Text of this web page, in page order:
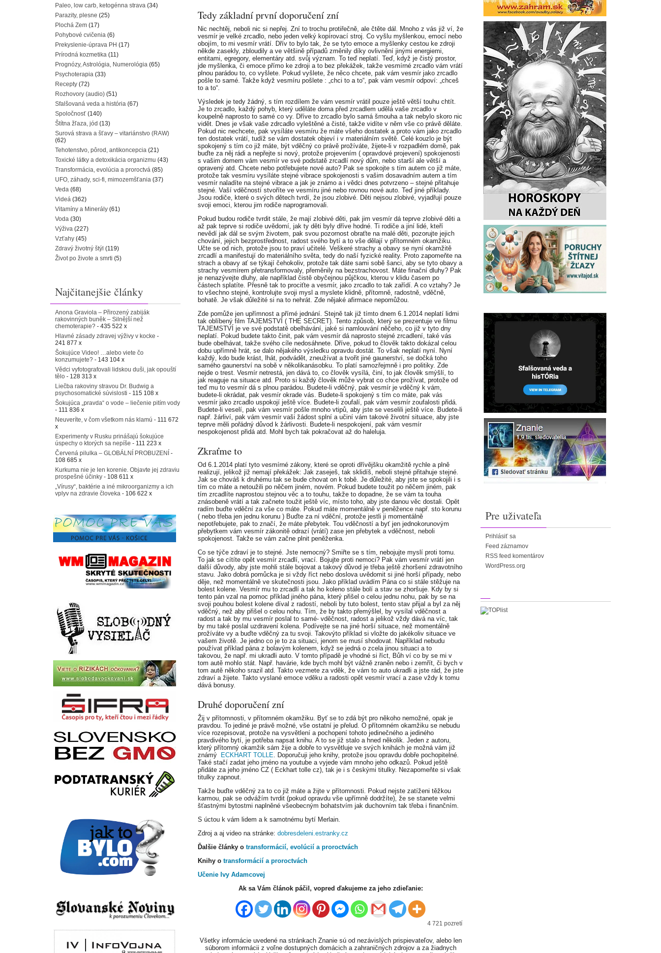
Tedy základní první doporučení zní
Nic nechtěj, neboli nic si nepřej. Zní to trochu protiřečně, ale čtěte dál. Mnoho z vás již ví, že
vesmír je velké zrcadlo, nebo jeden velký kopírovací stroj. Co vyšlu myšlenkou, emocí nebo
obojím, to mi vesmír vrátí. Dřív to bylo tak, že se tyto emoce a myšlenky cestou ke zdroji
někde zasekly, zbloudily a ve většině případů změnily díky ovlivnění jinými energiemi,
entitami, egregory, elementáry atd. svůj význam. To teď neplatí. Teď, když je čistý prostor,
jde myšlenka, či emoce přímo ke zdroji a to bez překážek, takže vesmírné zrcadlo vám vrátí
plnou parádou to, co vyšlete. Pokud vyšlete, že něco chcete, pak vám vesmír jako zrcadlo
pošle to samé. Takže když vesmíru pošlete : „chci to a to“, pak vám vesmír odpoví: „chceš
to a to“.
Výsledek je tedy žádný, s tím rozdílem že vám vesmír vrátil pouze ještě větší touhu chtít.
Je to zrcadlo, každý pohyb, který uděláte doma před zrcadlem udělá vaše zrcadlo v
koupelně naprosto to samé co vy. Dříve to zrcadlo bylo samá šmouha a tak nebylo skoro nic
vidět. Dnes je však vaše zdrcadlo vyleštěné a čisté, takže vidíte v něm vše co právě děláte.
Pokud nic nechcete, pak vysíláte vesmíru že máte všeho dostatek a proto vám jako zrcadlo
ten dostatek vrátí, tudíž se vám dostatek objeví i v materiálním světě. Celé kouzlo je být
spokojený s tím co již máte, být vděčný co právě prožíváte, žijete-li v rozpadlém domě, pak
buďte za něj rádi a nepřejte si nový, protože projevením ( opravdové projevení) spokojenosti
s vašim domem vám vesmír ve své podstatě zrcadlí nový dům, nebo starší ale větší a
opravený atd. Chcete nebo potřebujete nové auto? Pak se spokojte s tím autem co již máte,
protože tak vesmíru vysíláte stejné vibrace spokojenosti s vašim dosavadním autem a tím
vesmír naladíte na stejné vibrace a jak je známo a i vědci dnes potvrzeno – stejné přitahuje
stejné. Vaší vděčností stvoříte ve vesmíru jiné nebo rovnou nové auto. Teď jiné příklady.
Jsou rodiče, které o svých dětech tvrdí, že jsou zlobivé. Děti nejsou zlobivé, vyjadřují pouze
svoji emoci, kterou jim rodiče naprogramovali.
Pokud budou rodiče tvrdit stále, že mají zlobivé děti, pak jim vesmír dá teprve zlobivé děti a
až pak teprve si rodiče uvědomí, jak ty děti byly dříve hodné. Ti rodiče a jiní lidé, kteří
nevědí jak dál se svým životem, pak svou pozornost obraťte na malé děti, pozorujte jejich
chování, jejich bezprostřednost, radost svého bytí a to vše dělají v přítomném okamžiku.
Učte se od nich, protože jsou to praví učitelé. Veškeré strachy a obavy se nyní okamžitě
zrcadlí a manifestují do materiálního světa, tedy do naší fyzické reality. Proto zapomeňte na
strach a obavy ať se týkají čehokoliv, protože tak dáte sami sobě šanci, aby se tyto obavy a
strachy vesmírem přetransformovaly, přeměnily na bezstrachovost. Máte finační dluhy? Pak
je nenazývejte dluhy, ale například čistě obyčejnou půjčkou, kterou v klidu časem po
částech splatíte. Přesně tak to prociťte a vesmír, jako zrcadlo to tak zařídí. A co vztahy? Je
to všechno stejné, kontrolujte svoji mysl a myslete klidně, přítomně, radostně, vděčně,
bohatě. Je však důležité si na to nehrát. Zde nějaké afirmace nepomůžou.
Zde pomůže jen upřímnost a přímé jednání. Stejně tak již tímto dnem 6.1.2014 neplatí lidmi
tak oblíbený film TAJEMSTVÍ ( THE SECRET). Tento způsob, který se prezentuje ve filmu
TAJEMSTVÍ je ve své podstatě obelhávání, jaké si namlouvání něčeho, co již v tyto dny
neplatí. Pokud budete takto činit, pak vám vesmír dá naprosto stejné zrcadlení, také vás
bude obelhávat, takže svého cíle nedosáhnete. Dříve, pokud to člověk takto dokázal celou
dobu upřímně hrát, se dalo nějakého výsledku opravdu dostát. To však neplatí nyní. Nyní
každý, kdo bude krást, lhát, podvádět, zneužívat a tvořit jiné gaunerství, se dočká toho
samého gaunerství na sobě v několikanásobku. To platí samozřejmně i pro politiky. Zde
nejde o trest. Vesmír netrestá, jen dává to, co člověk vysílá, činí, to jak člověk smýšlí, to
jak reaguje na situace atd. Proto si každý člověk může vybrat co chce prožívat, protože od
teď mu to vesmír dá s plnou parádou. Budete-li vděčný, pak vesmír je vděčný k vám,
budete-li okrádat, pak vesmír okrade vás. Budete-li spokojený s tím co máte, pak vás
vesmír jako zrcadlo uspokojí ještě více. Budete-li zoufalí, pak vám vesmír zoufalosti přidá.
Budete-li veselí, pak vám vesmír pošle mnoho vtipů, aby jste se veselili ještě více. Budete-li
např. žárliví, pak vám vesmír vaši žádost splní a učiní vám takové životní situace, aby jste
teprve měli pořádný důvod k žárlivosti. Budete-li nespokojení, pak vám vesmír
nespokojenost přidá atd. Mohl bych tak pokračovat až do haleluja.
Zkraťme to
Od 6.1.2014 platí tyto vesmírné zákony, které se oproti dřívějšku okamžitě rychle a plně
realizují, jelikož již nemají překážek: Jak zaseješ, tak sklidíš, neboli stejné přitahuje stejné.
Jak se chováš k druhému tak se bude chovat on k tobě. Je důležité, aby jste se spokojili i s
tím co máte a netoužili po něčem jiném, novém. Pokud budete toužit po něčem jiném, pak
tím zrcadlíte naprostou stejnou věc a to touhu, takže to dopadne, že se vám ta touha
znásobeně vrátí a tak začnete toužit ještě víc, místo toho, aby jste danou věc dostali. Opět
radím buďte vděční za vše co máte. Pokud máte momentálně v peněžence např. sto korunu
( nebo třeba jen jednu korunu ) Buďte za ní vděční, protože jestli ji momentálně
nepotřebujete, pak to značí, že máte přebytek. Tou vděčností a byť jen jednokorunovým
přebytkem vám vesmír zákonitě odrazí (vrátí) zase jen přebytek a vděčnost, neboli
spokojenost. Takže se vám začne plnit peněženka.
Co se týče zdraví je to stejné. Jste nemocný? Smiřte se s tím, nebojujte myslí proti tomu.
To jak se cítíte opět vesmír zrcadlí, vrací. Bojujte proti nemoci? Pak vám vesmír vrátí jen
další důvody, aby jste mohli stále bojovat a takový důvod je třeba ještě zhoršení zdravotního
stavu. Jako dobrá pomůcka je si vždy říct nebo doslova uvědomit si jiné horší případy, nebo
děje, než momentálně ve skutečnosti jsou. Jako příklad uvádím Pána co si stále stěžuje na
bolest kolene. Vesmír mu to zrcadlí a tak ho koleno stále bolí a stav se zhoršuje. Kdy by si
tento pán vzal na pomoc příklad jiného pána, který přišel o celou jednu nohu, pak by se na
svoji pouhou bolest kolene díval z radostí, neboli by tuto bolest, tento stav přijal a byl za něj
vděčný, než aby přišel o celou nohu. Tím, že by takto přemýšlel, by vysílal vděčnost a
radost a tak by mu vesmír poslal to samé- vděčnost, radost a jelikož vždy dává na víc, tak
by mu také poslal uzdravení kolena. Podívejte se na jiné horší situace, než momentálně
prožíváte vy a buďte vděčný za tu svoji. Takovýto příklad si vložte do jakékoliv situace ve
vašem životě. Je jedno co je to za situaci, jenom se musí shodovat. Například nebudu
používat příklad pána z bolavým kolenem, když se jedná o zcela jinou situaci a to
takovou, že např. mi ukradli auto. V tomto případě je vhodné si říct, Bůh ví co by se mi v
tom autě mohlo stát. Např. havárie, kde bych mohl být vážně zraněn nebo i zemřít, či bych v
tom autě někoho srazil atd. Takto vezmete za vděk, že vám to auto ukradli a jste rád, že jste
zdraví a žijete. Takto vyslané emoce vděku a radosti opět vesmír vrací a zase vždy k tomu
dává bonusy.
Druhé doporučení zní
Žij v přítomnosti, v přítomném okamžiku. Byť se to zdá být pro někoho nemožné, opak je
pravdou. To jediné je právě možné, vše ostatní je přelud. O přítomném okamžiku se nebudu
více rozepisovat, protože na vysvětlení a pochopení tohoto jedinečného a jediného
pravdivého bytí, je potřeba napsat knihu. A to se již stalo a hned několik. Jeden z autoru,
který přítomný okamžik sám žije a dobře to vysvětluje ve svých knihách je možná vám již
známý
ECKHART TOLLE. Doporučuji jeho knihy, protože jsou opravdu dobře pochopitelné.
Také stačí zadat jeho jméno na youtube a vyjede vám mnoho jeho odkazů. Pokud ještě
přidáte za jeho jméno CZ ( Eckhart tolle cz), tak je i s českými titulky. Nezapomeňte si však
titulky zapnout.
Takže buďte vděčný za to co již máte a žijte v přítomnosti. Pokud nejste zatíženi těžkou
karmou, pak se odvážím tvrdit (pokud opravdu vše upřímně dodržíte), že se stanete velmi
šťastnými bytostmi naplněné všeobecným bohatstvím jak duchovním tak třeba i finančním.
S úctou k vám lidem a k samotnému bytí Merlain.
Zdroj a aj video na stránke: dobresdeleni.estranky.cz
Ďalšie články o transformácií, evolúcií a proroctvách
Knihy o transformácií a proroctvách
Učenie Ivy Adamcovej
Ak sa Vám článok páčil, vopred ďakujeme za jeho zdieľanie:
4 721 pozretí
Všetky informácie uvedené na stránkach Znanie sú od nezávislých prispievateľov, alebo len
súborom informácii z voľne dostupných domácich a zahraničných zdrojov a za žiadnych
Paleo, low carb, ketogénna strava (34)
Parazity, plesne (25)
Plochá Zem (17)
Pohybové cvičenia (6)
Prekyslenie-úprava PH (17)
Prírodná kozmetika (11)
Prognózy, Astrológia, Numerológia (65)
Psychoterapia (33)
Recepty (72)
Rozhovory (audio) (51)
Sfalšovaná veda a história (67)
Spoločnosť (140)
Štítna žľaza, jód (13)
Surová strava a šťavy – vitariánstvo (RAW)
(62)
Tehotenstvo, pôrod, antikoncepcia (21)
Toxické látky a detoxikácia organizmu (43)
Transformácia, evolúcia a proroctvá (85)
UFO, záhady, sci-fi, mimozemšťania (37)
Veda (68)
Videá (362)
Vitamíny a Minerály (61)
Voda (30)
Výživa (227)
Vzťahy (45)
Zdravý životný štýl (119)
Život po živote a smrti (5)
Najčitanejšie články
Anona Graviola – Přirozený zabiják
rakovinných buněk – Silnější než
chemoterapie? - 435 522 x
Hlavné zásady zdravej výživy v kocke -
241 877 x
Šokujúce Video! …alebo viete čo
konzumujete? - 143 104 x
Vědci vyfotografovali lidskou duši, jak opouští
tělo - 128 313 x
Liečba rakoviny stravou Dr. Budwig a
psychosomatické súvislosti - 115 108 x
Šokujúca „pravda“ o vode – liečenie pitím vody
- 111 836 x
Neuveríte, v čom všetkom nás klamú - 111 672
x
Experimenty v Rusku prinášajú šokujúce
úspechy o ktorých sa nepíše - 111 223 x
Červená pilulka – GLOBÁLNÍ PROBUZENÍ -
108 685 x
Kurkuma nie je len korenie. Objavte jej zdraviu
prospešné účinky - 108 611 x
„Vírusy“, baktérie a iné mikroorganizmy a ich
vplyv na zdravie človeka - 106 622 x
Pre uživateľa
Prihlásiť sa
Feed záznamov
RSS feed komentárov
WordPress.org